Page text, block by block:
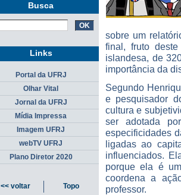
sobre um
final, fruto
islandesa, de
importância da
Segundo
e pesquisador
cultura e
ser adotada
especificidades
ligadas ao
influenciados.
porque ela é
coordena a
professor.
Busca
Links
Portal da UFRJ
Olhar Vital
Jornal da UFRJ
Mídia Impressa
Imagem UFRJ
webTV UFRJ
Plano Diretor 2020
<< voltar Topo